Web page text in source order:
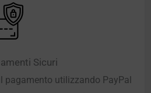
Sicuri
pagamento utilizzando PayPal